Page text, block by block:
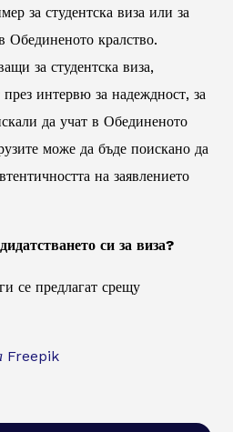
за студентска виза или за
Обединеното кралство.
за студентска виза,
интервю за надеждност, за
да учат в Обединеното
може да бъде поискано да
на заявлението
си за виза?
се предлагат срещу
Freepik